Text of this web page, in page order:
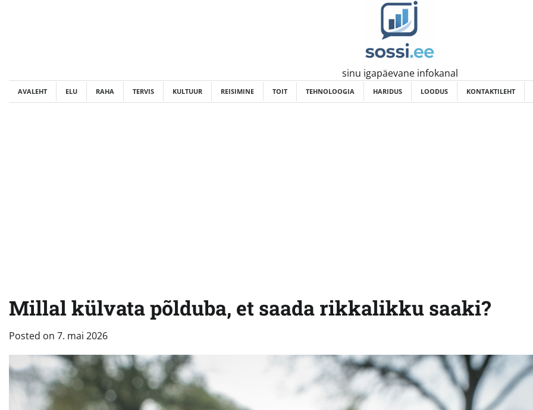
sinu igapäevane infokanal
AVALEHT ELU RAHA TERVIS KULTUUR REISIMINE TOIT TEHNOLOOGIA HARIDUS LOODUS KONTAKTILEHT
Millal külvata põlduba, et saada rikkalikku saaki?
Posted on 7. mai 2026